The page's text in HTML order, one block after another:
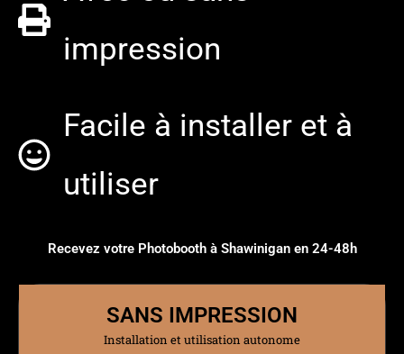
impression
Facile à installer et à
utiliser
Recevez votre Photobooth à Shawinigan en 24-48h
SANS IMPRESSION
Installation et utilisation autonome